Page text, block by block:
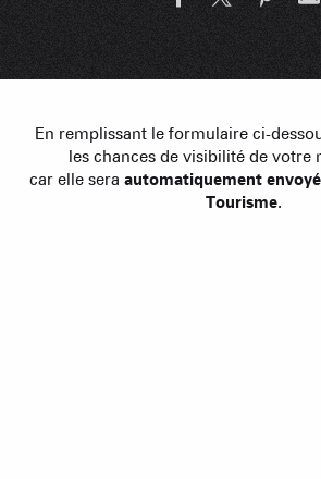
En remplissant le formulaire ci-
les chances de visibilité de votre
car elle sera automatiquement
Tourisme.